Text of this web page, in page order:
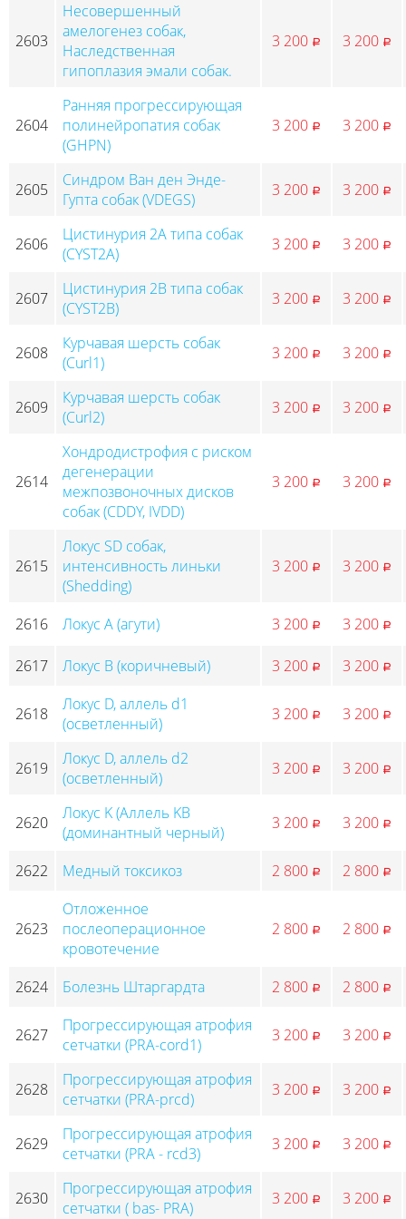
2603
Несовершенный
амелогенез собак,
Наследственная
гипоплазия эмали собак.
3 200 p 3 200 p
2604
Ранняя прогрессирующая
полинейропатия собак
(GHPN)
3 200 p 3 200 p
2605
Синдром Ван ден Энде-
Гупта собак (VDEGS)
3 200 p 3 200 p
2606
Цистинурия 2A типа собак
(CYST2A)
3 200 p 3 200 p
2607
Цистинурия 2B типа собак
(CYST2B)
3 200 p 3 200 p
2608
Курчавая шерсть собак
(Curl1)
3 200 p 3 200 p
2609
Курчавая шерсть собак
(Curl2)
3 200 p 3 200 p
2614
Хондродистрофия с риском
дегенерации
межпозвоночных дисков
собак (CDDY, IVDD)
3 200 p 3 200 p
2615
Локус SD собак,
интенсивность линьки
(Shedding)
3 200 p 3 200 p
2616 Локус А (агути) 3 200 p 3 200 p
2617 Локус B (коричневый) 3 200 p 3 200 p
2618
Локус D, аллель d1
(осветленный)
3 200 p 3 200 p
2619
Локус D, аллель d2
(осветленный)
3 200 p 3 200 p
2620
Локус K (Аллель KB
(доминантный черный)
3 200 p 3 200 p
2622 Медный токсикоз 2 800 p 2 800 p
2623
Отложенное
послеоперационное
кровотечение
2 800 p 2 800 p
2624 Болезнь Штаргардта 2 800 p 2 800 p
2627
Прогрессирующая атрофия
сетчатки (PRA-cord1)
3 200 p 3 200 p
2628
Прогрессирующая атрофия
сетчатки (PRA-prcd)
3 200 p 3 200 p
2629
Прогрессирующая атрофия
сетчатки (PRA - rcd3)
3 200 p 3 200 p
2630
Прогрессирующая атрофия
сетчатки ( bas- PRA)
3 200 p 3 200 p